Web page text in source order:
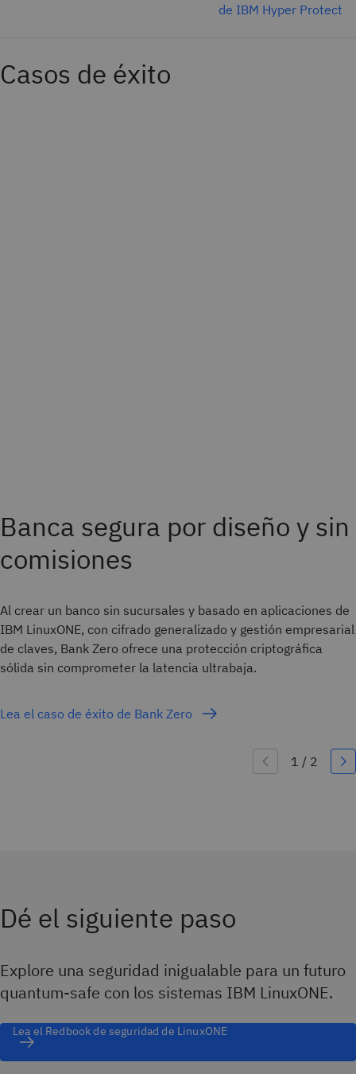
de IBM Hyper Protect
Casos de éxito
Banca segura por diseño y sin
comisiones
Al crear un banco sin sucursales y basado en aplicaciones de
IBM LinuxONE, con cifrado generalizado y gestión empresarial
de claves, Bank Zero ofrece una protección criptográfica
sólida sin comprometer la latencia ultrabaja.
Lea el caso de éxito de Bank Zero
Dé el siguiente paso
Explore una seguridad inigualable para un futuro
quantum-safe con los sistemas IBM LinuxONE.
Lea el Redbook de seguridad de LinuxONE